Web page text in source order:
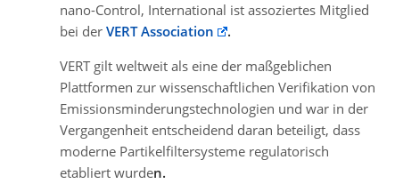
nano-Control, International ist assoziertes Mitglied
bei der VERT Association
.
VERT gilt weltweit als eine der maßgeblichen
Plattformen zur wissenschaftlichen Verifikation von
Emissionsminderungstechnologien und war in der
Vergangenheit entscheidend daran beteiligt, dass
moderne Partikelfiltersysteme regulatorisch
etabliert wurden.